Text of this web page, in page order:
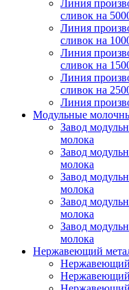
Линия
сливок на
Линия
сливок на
Линия
сливок на
Линия
сливок на
Линия
Модульные
Завод
молока
Завод
молока
Завод
молока
Завод
молока
Завод
молока
Нержавеющий
Нержавеющий